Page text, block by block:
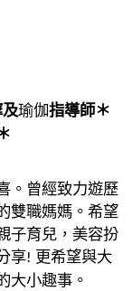
瑜伽指導師＊
。曾經致力遊歷
雙職媽媽。希望
子育兒，美容扮
享! 更希望與大
大小趣事。